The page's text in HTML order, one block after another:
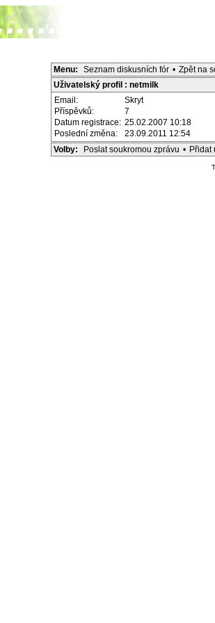
Menu:
Seznam diskusních fór • Zpět na
Uživatelský profil : netmilk
Email:
Skryt
Příspěvků:
7
Datum registrace: 25.02.2007 10:18
Poslední změna:
23.09.2011 12:54
Volby:
Poslat soukromou zprávu • Přidat